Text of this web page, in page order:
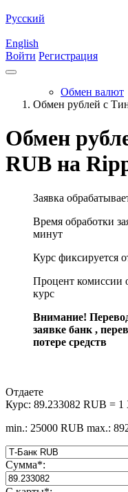
Русский
English
Войти Регистрация
Обмен валют
Обмен рублей с
Обмен
RUB на
Заявка
Время обработки
минут
Курс фиксируется
Процент комиссии
курс
Внимание!
заявке банк ,
потере средств
Отдаете
Курс: 89.233082 RUB = 1
min.: 25000 RUB max.:
Сумма*: